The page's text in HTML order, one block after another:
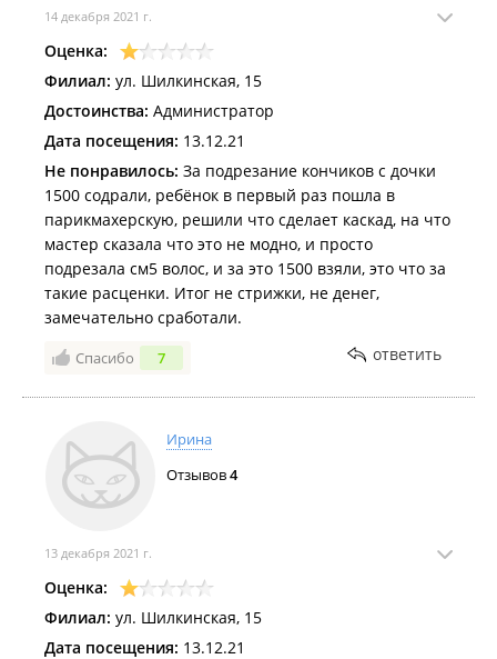
14 декабря 2021 г.
Оценка:
Филиал: ул. Шилкинская, 15
Достоинства: Администратор
Дата посещения: 13.12.21
Не понравилось: За подрезание кончиков с дочки
1500 содрали, ребёнок в первый раз пошла в
парикмахерскую, решили что сделает каскад, на что
мастер сказала что это не модно, и просто
подрезала см5 волос, и за это 1500 взяли, это что за
такие расценки. Итог не стрижки, не денег,
замечательно сработали.
Спасибо 7 ответить
Ирина
Отзывов4
13 декабря 2021 г.
Оценка:
Филиал: ул. Шилкинская, 15
Дата посещения: 13.12.21